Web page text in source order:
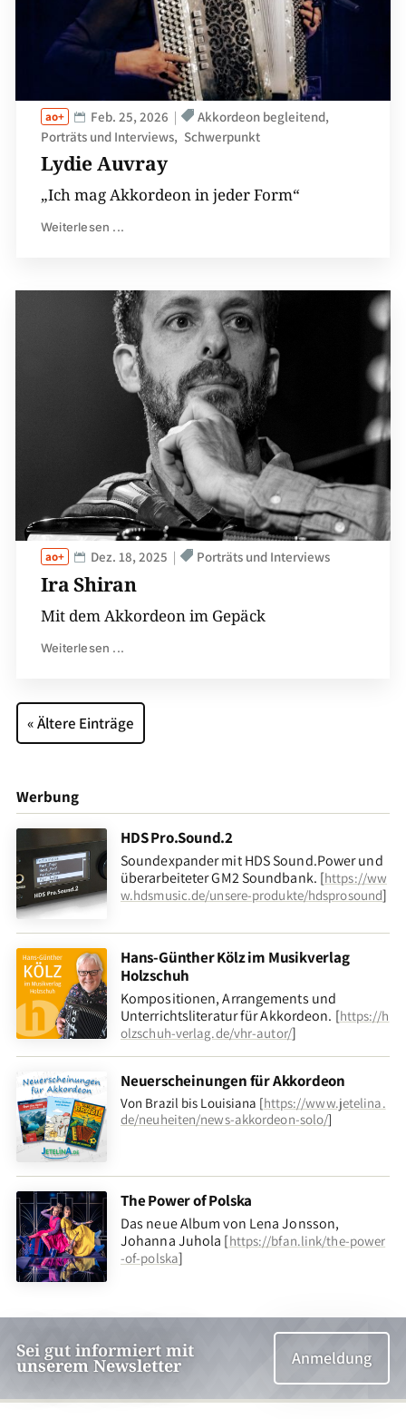
Lydie Auvray
Feb. 25, 2026
Akkordeon begleitend
Porträts und Interviews
Schwerpunkt
„Ich mag Akkordeon in jeder Form“
Weiterlesen ...
Ira Shiran
Dez. 18, 2025 Porträts und Interviews
Mit dem Akkordeon im Gepäck
Weiterlesen ...
« Ältere Einträge
Werbung
HDS Pro.Sound.2
Soundexpander mit HDS Sound.Power und
überarbeiteter GM2 Soundbank. [https://ww
w.hdsmusic.de/unsere-produkte/hdsprosound]
Hans-Günther Kölz im Musikverlag
Holzschuh
Kompositionen, Arrangements und
Unterrichtsliteratur für Akkordeon. [https://h
olzschuh-verlag.de/vhr-autor/]
Neuerscheinungen für Akkordeon
Von Brazil bis Louisiana [https://www.jetelina.
de/neuheiten/news-akkordeon-solo/]
The Power of Polska
Das neue Album von Lena Jonsson,
Johanna Juhola [https://bfan.link/the-power
-of-polska]
Sei gut informiert mit
unserem Newsletter Anmeldung